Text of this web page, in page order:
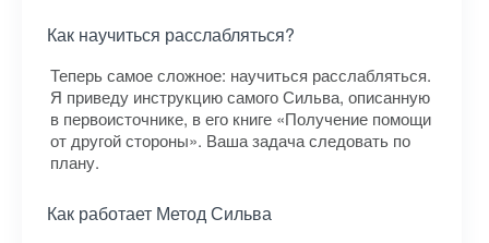
Как научиться расслабляться?
Теперь самое сложное: научиться расслабляться.
Я приведу инструкцию самого Сильва, описанную
в первоисточнике, в его книге «Получение помощи
от другой стороны». Ваша задача следовать по
плану.
Как работает Метод Сильва